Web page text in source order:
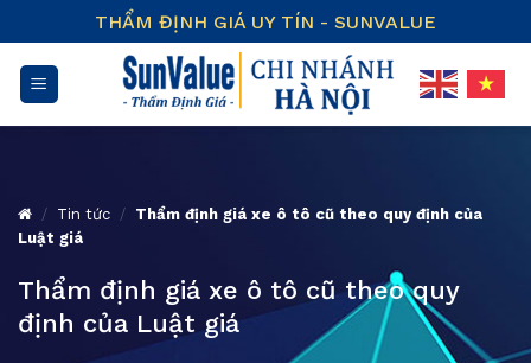
to
content
THẨM ĐỊNH GIÁ UY TÍN - SUNVALUE
/ Tin tức /
Thẩm định giá xe ô tô cũ theo quy định của
Luật giá
Thẩm định giá xe ô tô cũ theo quy
định của Luật giá